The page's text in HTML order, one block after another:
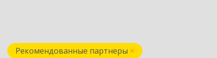
Рекомендованные партнеры